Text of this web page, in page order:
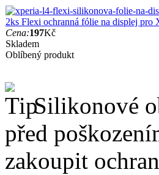
2ks Flexi ochranná fólie na displej pro
Cena:197Kč
Skladem
Oblíbený produkt
Silikonové
před
zakoupit